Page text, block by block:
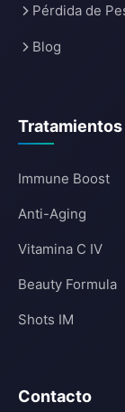
Pérdida de
Blog
Tratamientos
Immune Boost
Anti-Aging
Vitamina C IV
Beauty Formula
Shots IM
Contacto